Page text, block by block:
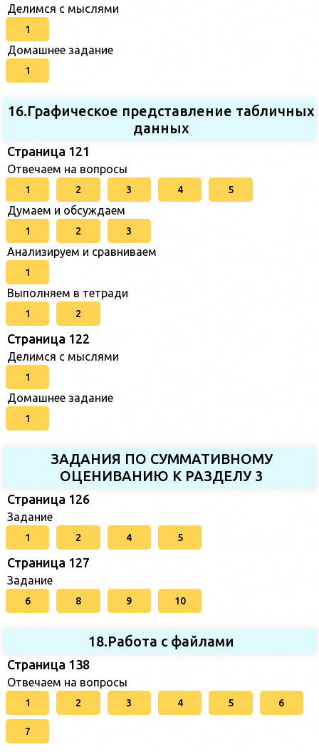
Делимся с мыслями
1
Домашнее задание
1
16.Графическое представление табличных
данных
Страница 121
Отвечаем на вопросы
1 2 3 4 5
Думаем и обсуждаем
1 2 3
Анализируем и сравниваем
1
Выполняем в тетради
1 2
Страница 122
Делимся с мыслями
1
Домашнее задание
1
ЗАДАНИЯ ПО СУММАТИВНОМУ
ОЦЕНИВАНИЮ К РАЗДЕЛУ 3
Страница 126
Задание
1 2 4 5
Страница 127
Задание
6 8 9 10
18.Работа с файлами
Страница 138
Отвечаем на вопросы
1 2 3 4 5 6
7